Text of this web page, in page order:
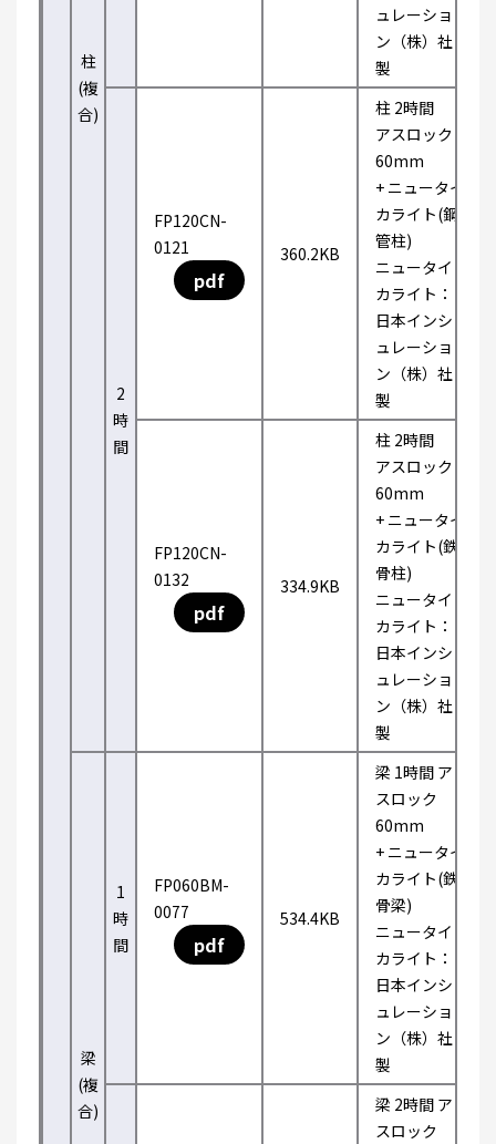
柱
(複
合)
ュレーショ
ン（株）社
製
2
時
間
FP120CN-
0121
pdf
360.2KB
柱 2時間
アスロック
60mm
+ ニュータイ
カライト(鋼
管柱)
ニュータイ
カライト：
日本インシ
ュレーショ
ン（株）社
製
FP120CN-
0132
pdf
334.9KB
柱 2時間
アスロック
60mm
+ ニュータイ
カライト(鉄
骨柱)
ニュータイ
カライト：
日本インシ
ュレーショ
ン（株）社
製
梁
(複
合)
1
時
間
FP060BM-
0077
pdf
534.4KB
梁 1時間 ア
スロック
60mm
+ ニュータイ
カライト(鉄
骨梁)
ニュータイ
カライト：
日本インシ
ュレーショ
ン（株）社
製
梁 2時間 ア
スロック